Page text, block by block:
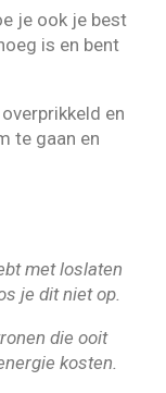
je ook je best
is en bent
en
te gaan en
met loslaten
je dit niet op.
die ooit
kosten.